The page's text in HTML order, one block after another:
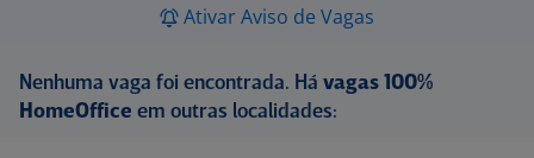
Ativar Aviso de Vagas
Nenhuma vaga foi encontrada. Há vagas 100%
HomeOffice em outras localidades: